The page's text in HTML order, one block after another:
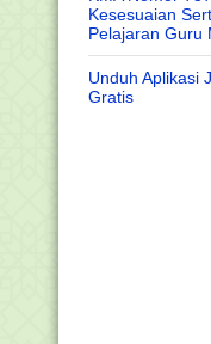
Kesesuaian
Pelajaran Guru
Unduh Aplikasi
Gratis